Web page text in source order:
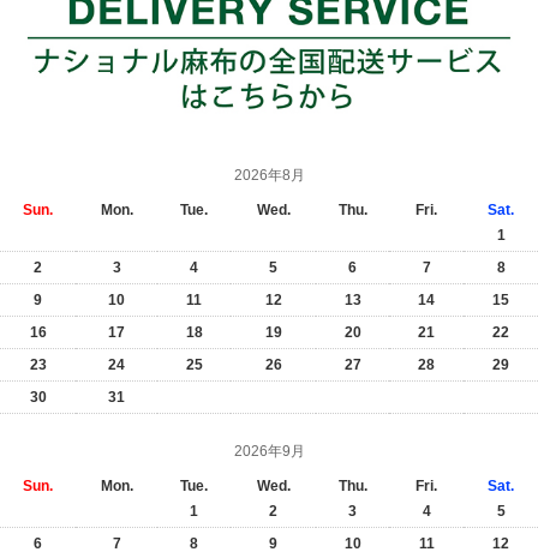
2026年8月
Sun. Mon. Tue. Wed. Thu. Fri.
Sat.
1
2
3 4 5 6 7
8
9
10 11 12 13 14
15
16
17 18 19 20 21
22
23
24 25 26 27 28
29
30
31
2026年9月
Sun. Mon. Tue. Wed. Thu. Fri.
Sat.
1
2 3 4
5
6
7 8 9 10 11 12